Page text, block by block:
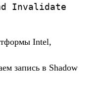
Invalidate
Intel,
запись в Shadow